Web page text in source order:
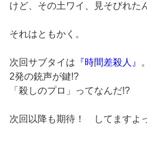
けど、その土ワイ、見そびれ
それはともかく。
次回サブタイは 『時間差殺人』
。
2発の銃声が鍵!?
「殺しのプロ」ってなんだ!?
次回以降も期待！ してますよ